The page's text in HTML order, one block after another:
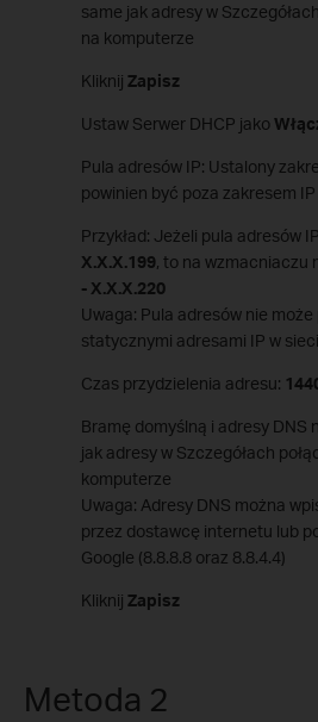
same jak adresy w
na komputerze
Kliknij Zapisz
Ustaw Serwer DHCP jako
Pula adresów IP: Ustalony
powinien być poza zakresem
Przykład: Jeżeli pula adresów
X.X.X.199, to na wzmacniaczu
- X.X.X.220
Uwaga: Pula adresów nie
statycznymi adresami IP w
Czas przydzielenia adresu:
Bramę domyślną i adresy DNS
jak adresy w Szczegółach
komputerze
Uwaga: Adresy DNS można
przez dostawcę internetu lub
Google (8.8.8.8 oraz 8.8.4.4)
Kliknij Zapisz
Metoda 2